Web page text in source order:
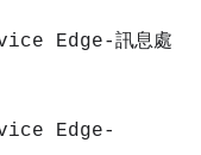
Edge-訊息處
Edge-